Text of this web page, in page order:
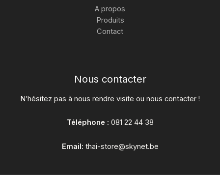
A propos
Produits
Contact
Nous contacter
N’hésitez pas à nous rendre visite ou nous contacter !
Téléphone : 081 22 44 38
Email: thai-store@skynet.be